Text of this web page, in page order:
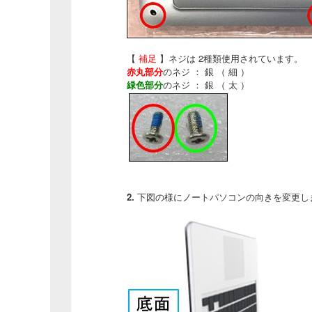
【 補足 】ネジは 2種類使用されています。
赤丸部分のネジ ： 銀 （ 細 ）
緑色部分のネジ ： 銀 （ 太 ）
2. 下図の様にノートパソコンの向きを変更し